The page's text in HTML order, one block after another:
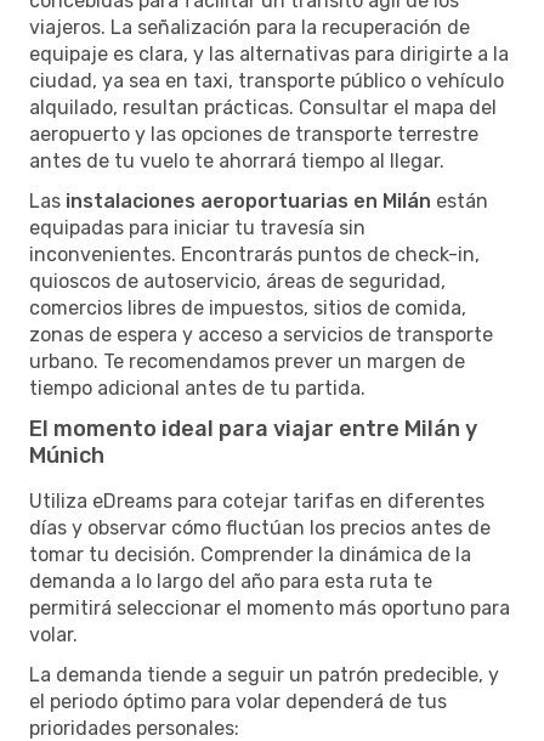
viajeros. La señalización para la recuperación de
equipaje es clara, y las alternativas para dirigirte a la
ciudad, ya sea en taxi, transporte público o vehículo
alquilado, resultan prácticas. Consultar el mapa del
aeropuerto y las opciones de transporte terrestre
antes de tu vuelo te ahorrará tiempo al llegar.
Las instalaciones aeroportuarias en Milán están
equipadas para iniciar tu travesía sin
inconvenientes. Encontrarás puntos de check-in,
quioscos de autoservicio, áreas de seguridad,
comercios libres de impuestos, sitios de comida,
zonas de espera y acceso a servicios de transporte
urbano. Te recomendamos prever un margen de
tiempo adicional antes de tu partida.
El momento ideal para viajar entre Milán y
Múnich
Utiliza eDreams para cotejar tarifas en diferentes
días y observar cómo fluctúan los precios antes de
tomar tu decisión. Comprender la dinámica de la
demanda a lo largo del año para esta ruta te
permitirá seleccionar el momento más oportuno para
volar.
La demanda tiende a seguir un patrón predecible, y
el periodo óptimo para volar dependerá de tus
prioridades personales: